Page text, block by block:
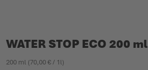
WATER STOP ECO 200 ml
200 ml (70,00 € / 1l)